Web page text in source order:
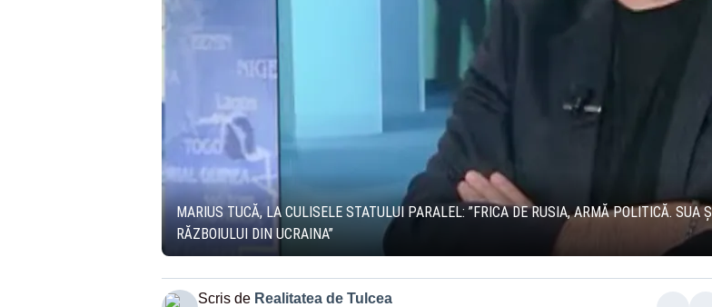
MARIUS TUCĂ, LA CULISELE STATULUI PARALEL: ”FRICA DE RUSIA, ARMĂ POLITICĂ. SUA
RĂZBOIULUI DIN UCRAINA”
Scris de Realitatea de Tulcea